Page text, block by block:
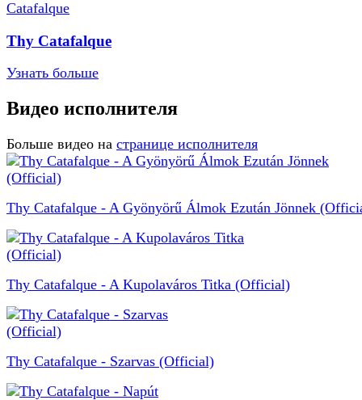
Thy Catafalque
Узнать больше
Видео исполнителя
Больше видео на странице исполнителя
Thy Catafalque - A Gyönyörű Álmok Ezután Jönnek
Thy Catafalque - A Kupolaváros Titka (Official)
Thy Catafalque - Szarvas (Official)